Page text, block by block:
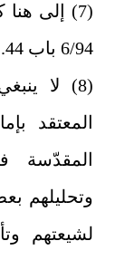
(7) إلى
6/94 باب 44.
(8) لا
المعتقد
وتحليلهم
لشيعتهم